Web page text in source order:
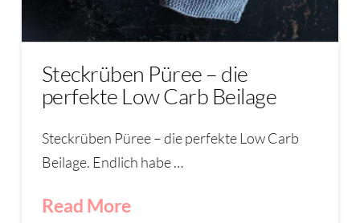
Steckrüben Püree – die
perfekte Low Carb Beilage
Steckrüben Püree – die perfekte Low Carb
Beilage. Endlich habe …
Read More